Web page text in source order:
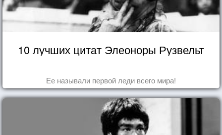
10 лучших цитат Элеоноры Рузвельт
Ее называли первой леди всего мира!